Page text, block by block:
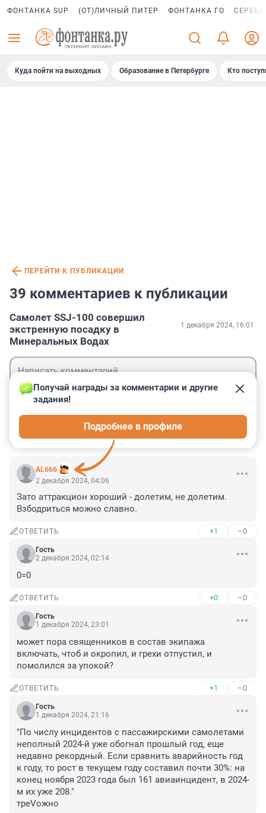
ФОНТАНКА SUP (ОТ)ЛИЧНЫЙ ПИТЕР ФОНТАНКА ГО
Куда пойти на выходных Образование в Петербурге Кто
ПЕРЕЙТИ К ПУБЛИКАЦИИ
39 комментариев к публикации
Самолет SSJ-100 совершил
экстренную посадку в
Минеральных Водах
1 декабря 2024, 16:01
AL666
Получай награды за комментарии и другие
задания!
Подробнее в профиле
2 декабря 2024, 04:06
Зато аттракцион хороший - долетим, не долетим.
Взбодриться можно славно.
ОТВЕТИТЬ +1 –0
Гость
2 декабря 2024, 02:14
0=0
ОТВЕТИТЬ +0 –0
Гость
1 декабря 2024, 23:01
может пора священников в состав экипажа
включать, чтоб и окропил, и грехи отпустил, и
помолился за упокой?
ОТВЕТИТЬ +1 –0
Гость
1 декабря 2024, 21:16
"По числу инцидентов с пассажирскими самолетами
неполный 2024-й уже обогнал прошлый год, еще
недавно рекордный. Если сравнить аварийность год
к году, то рост в текущем году составил почти 30%: на
конец ноября 2023 года был 161 авиаинцидент, в 2024-
м их уже 208."
треVожно